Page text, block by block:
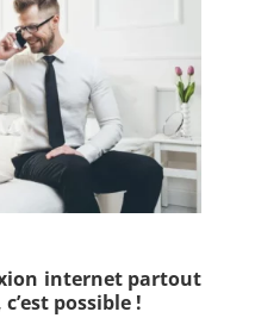
internet partout
possible !